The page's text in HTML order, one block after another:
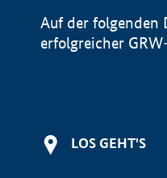
Auf der folgenden
erfolgreicher
LOS GEHT'S